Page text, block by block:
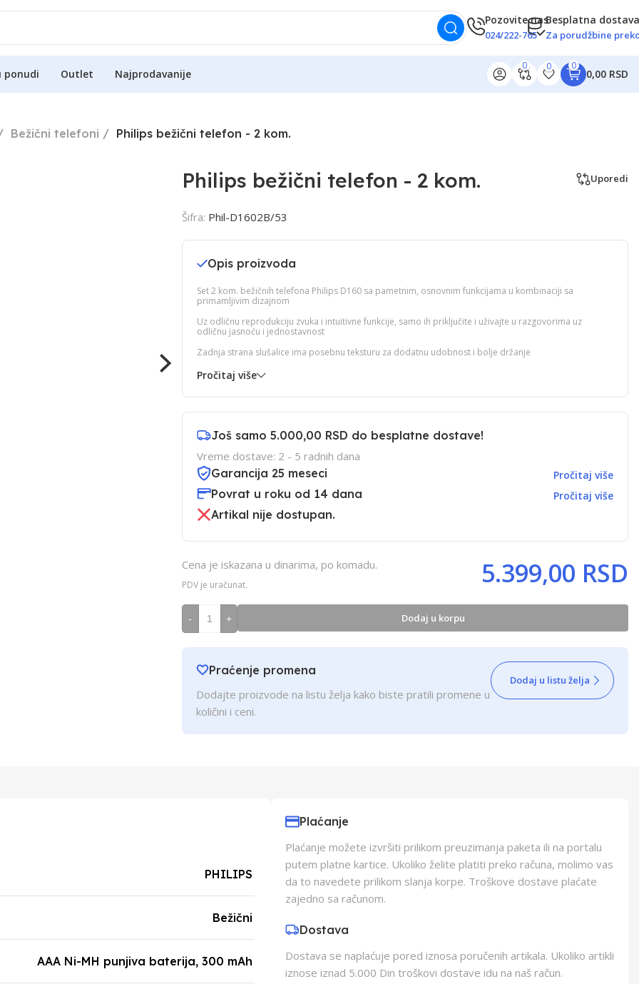
Pozovite nas
024/222-765
Besplatna
Za porudžbine
ponudi Outlet Najprodavanije
0 0 0
0,00 RSD
Bežični telefoni Philips bežični telefon - 2 kom.
Philips bežični telefon - 2 kom. Uporedi
Šifra: Phil-D1602B/53
Opis proizvoda
Set 2 kom. bežičnih telefona Philips D160 sa pametnim, osnovnim funkcijama u kombinaciji sa
primamljivim dizajnom
Uz odličnu reprodukciju zvuka i intuitivne funkcije, samo ih priključite i uživajte u razgovorima uz
odličnu jasnoću i jednostavnost
Zadnja strana slušalice ima posebnu teksturu za dodatnu udobnost i bolje držanje
Pročitaj više
Još samo 5.000,00 RSD do besplatne dostave!
Vreme dostave: 2 - 5 radnih dana
Garancija 25 meseci
Pročitaj više
Povrat u roku od 14 dana Pročitaj više
Artikal nije dostupan.
Cena je iskazana u dinarima, po komadu.
PDV je uračunat. 5.399,00 RSD
- + Dodaj u korpu
Praćenje promena
Dodajte proizvode na listu želja kako biste pratili promene u
količini i ceni.
Dodaj u listu želja
PHILIPS
Bežični
AAA Ni-MH punjiva baterija, 300 mAh
Plaćanje
Plaćanje možete izvršiti prilikom preuzimanja paketa ili na portalu
putem platne kartice. Ukoliko želite platiti preko računa, molimo vas
da to navedete prilikom slanja korpe. Troškove dostave plaćate
zajedno sa računom.
Dostava
Dostava se naplaćuje pored iznosa poručenih artikala. Ukoliko artikli
iznose iznad 5.000 Din troškovi dostave idu na naš račun.